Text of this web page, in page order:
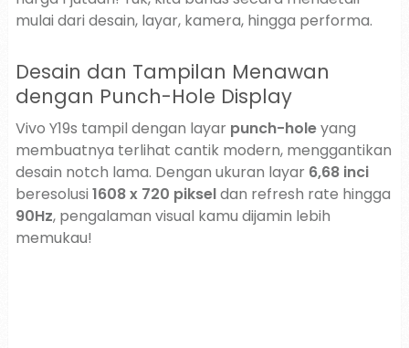
mulai dari desain, layar, kamera, hingga performa.
Desain dan Tampilan Menawan
dengan Punch-Hole Display
Vivo Y19s tampil dengan layar punch-holeyang
membuatnya terlihat cantik modern, menggantikan
desain notch lama. Dengan ukuran layar 6,68 inci
beresolusi 1608 x 720 pikseldan refresh rate hingga
90Hz, pengalaman visual kamu dijamin lebih
memukau!